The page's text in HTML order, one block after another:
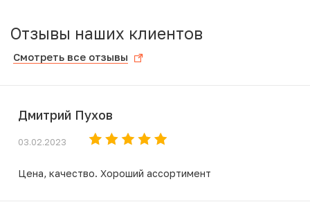
Отзывы наших клиентов
Смотреть все отзывы
Дмитрий Пухов
03.02.2023
Цена, качество. Хороший ассортимент